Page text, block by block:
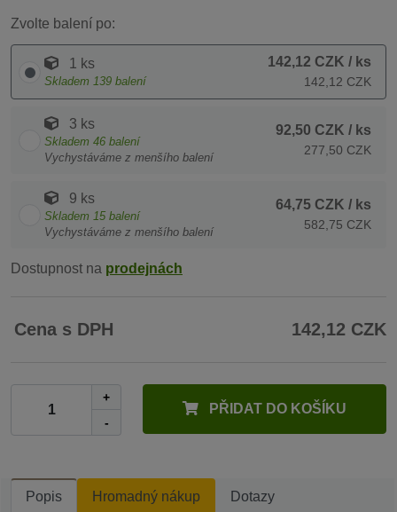
Zvolte balení po:
1 ks
Skladem 139 balení
142,12 CZK / ks
142,12 CZK
3 ks
Skladem 46 balení
Vychystáváme z menšího balení
92,50 CZK / ks
277,50 CZK
9 ks
Skladem 15 balení
Vychystáváme z menšího balení
64,75 CZK / ks
582,75 CZK
Dostupnost na prodejnách
Cena s DPH 142,12 CZK
+
-
PŘIDAT DO KOŠÍKU
Popis Hromadný nákup Dotazy